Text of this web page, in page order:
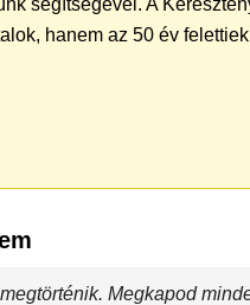
segítségével. A
hanem az 50 év
Megkapod